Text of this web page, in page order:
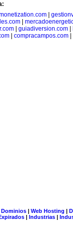
|
| guiadiversion.com|
| compracampos.com|
| Web Hosting |
| Industrias |